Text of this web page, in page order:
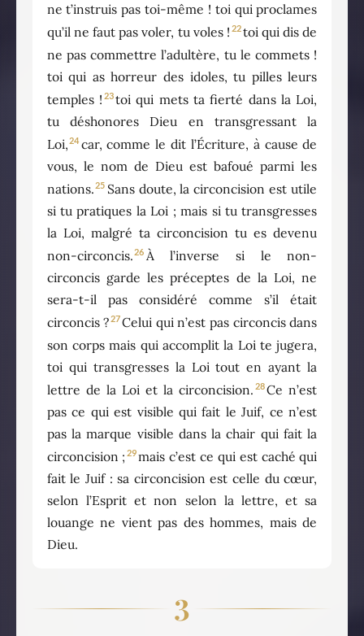
ne t’instruis pas toi-même ! toi qui proclames
qu’il ne faut pas voler, tu voles ! 22toi qui dis de
ne pas commettre l’adultère, tu le commets !
toi qui as horreur des idoles, tu pilles leurs
temples ! 23toi qui mets ta fierté dans la Loi,
tu déshonores Dieu en transgressant la
Loi,24 car, comme le dit l’Écriture, à cause de
vous, le nom de Dieu est bafoué parmi les
nations.25 Sans doute, la circoncision est utile
si tu pratiques la Loi ; mais si tu transgresses
la Loi, malgré ta circoncision tu es devenu
non-circoncis.26 À l’inverse si le non-
circoncis garde les préceptes de la Loi, ne
sera-t-il pas considéré comme s’il était
circoncis ?27Celui qui n’est pas circoncis dans
son corps mais qui accomplit la Loi te jugera,
toi qui transgresses la Loi tout en ayant la
lettre de la Loi et la circoncision. 28Ce n’est
pas ce qui est visible qui fait le Juif, ce n’est
pas la marque visible dans la chair qui fait la
circoncision ; 29mais c’est ce qui est caché qui
fait le Juif : sa circoncision est celle du cœur,
selon l’Esprit et non selon la lettre, et sa
louange ne vient pas des hommes, mais de
Dieu.
3